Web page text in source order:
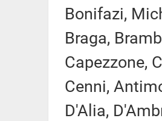
Bonifazi,
Braga,
Capezzone,
Cenni,
D'Alia,